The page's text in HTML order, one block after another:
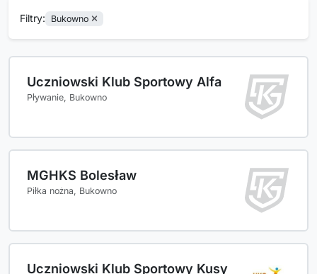
Filtry: Bukowno
Uczniowski Klub Sportowy Alfa
Pływanie, Bukowno
MGHKS Bolesław
Piłka nożna, Bukowno
Uczniowski Klub Sportowy Kusy